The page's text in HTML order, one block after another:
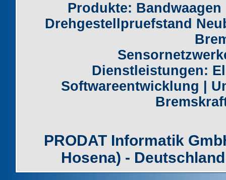
Produkte: Bandwaagen
Drehgestellpruefstand
Dienstleistungen:
Softwareentwicklung
PRODAT Informatik
Hosena) -